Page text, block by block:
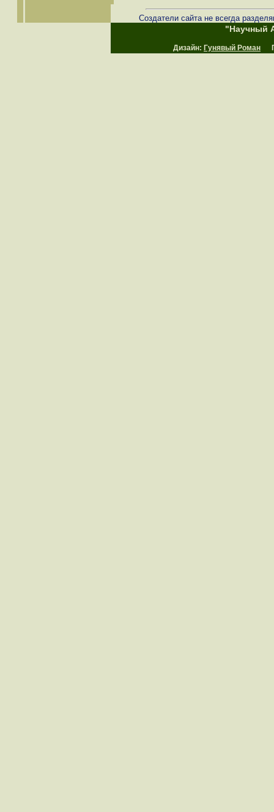
Создатели сайта не всегда
"Научный
Дизайн: Гунявый Роман